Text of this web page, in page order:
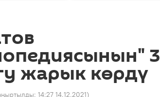
3
жарык көрдү
14:27 14.12.2021)